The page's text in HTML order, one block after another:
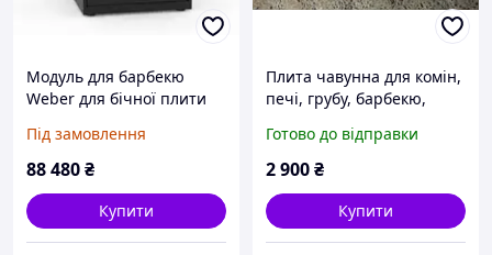
Модуль для барбекю
Weber для бічної плити
Під замовлення
88 480₴
Купити
Плита чавунна для комін,
печі, грубу, барбекю,
Готово до відправки
2 900₴
Купити